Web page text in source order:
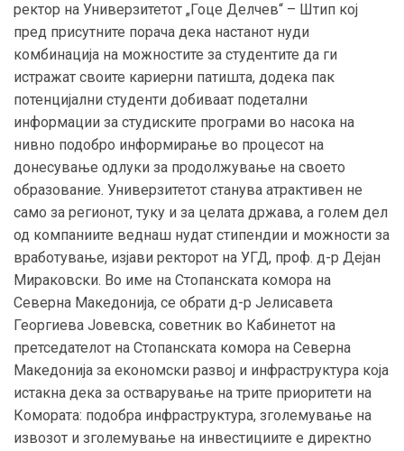
ректор на Универзитетот „Гоце Делчев“ – Штип кој
пред присутните порача дека настанот нуди
комбинација на можностите за студентите да ги
истражат своите кариерни патишта, додека пак
потенцијални студенти добиваат подетални
информации за студиските програми во насока на
нивно подобро информирање во процесот на
донесување одлуки за продолжување на своето
образование. Универзитетот станува атрактивен не
само за регионот, туку и за целата држава, а голем дел
од компаниите веднаш нудат стипендии и можности за
вработување, изјави ректорот на УГД, проф. д-р Дејан
Мираковски. Во име на Стопанската комора на
Северна Македонија, се обрати д-р Јелисавета
Георгиева Јовевска, советник во Кабинетот на
претседателот на Стопанската комора на Северна
Македонија за економски развој и инфраструктура која
истакна дека за остварување на трите приоритети на
Комората: подобра инфраструктура, зголемување на
извозот и зголемување на инвестициите е директно